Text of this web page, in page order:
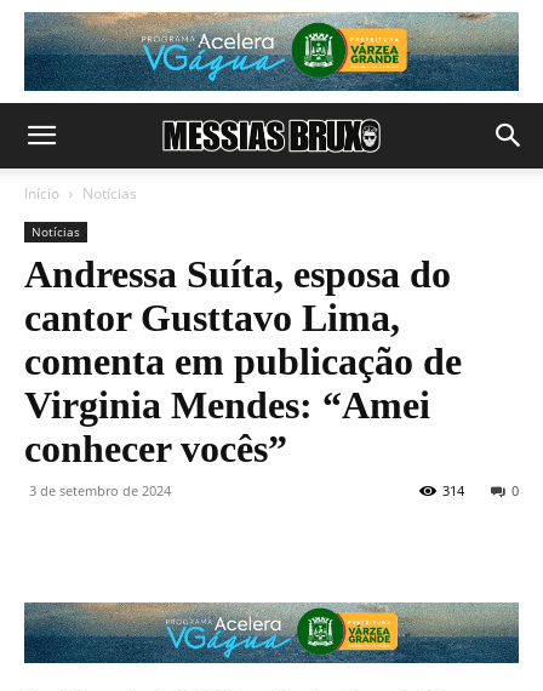
Início Notícias
Notícias
Andressa Suíta, esposa do
cantor Gusttavo Lima,
comenta em publicação de
Virginia Mendes: “Amei
conhecer vocês”
3 de setembro de 2024 0
314